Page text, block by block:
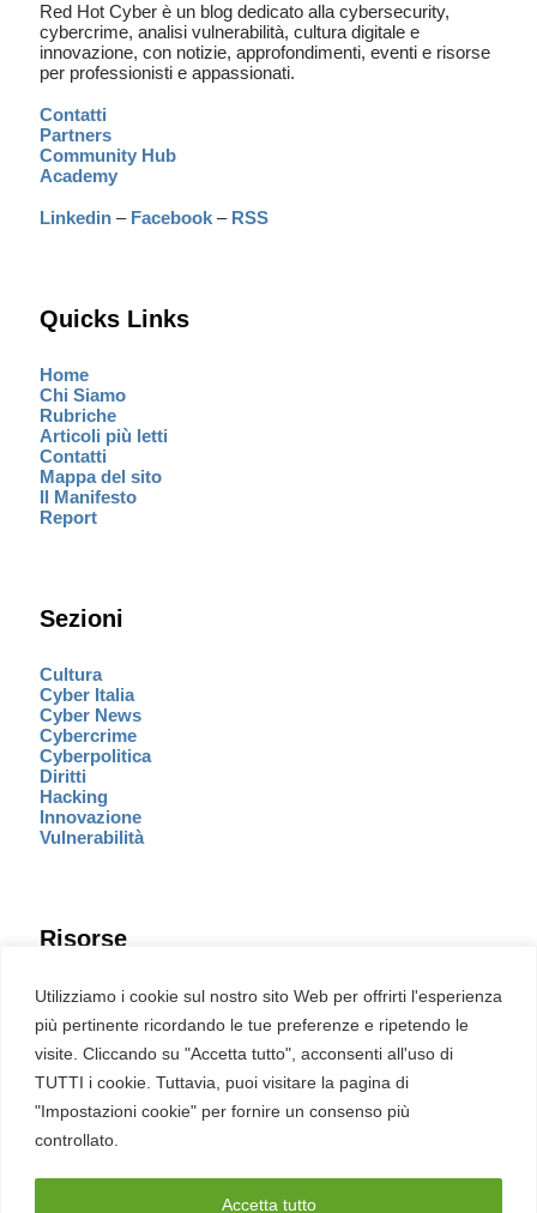
Utilizziamo i cookie sul nostro sito Web per offrirti l'esperienza
più pertinente ricordando le tue preferenze e ripetendo le
visite. Cliccando su "Accetta tutto", acconsenti all'uso di
TUTTI i cookie. Tuttavia, puoi visitare la pagina di
"Impostazioni cookie" per fornire un consenso più
controllato.
Accetta tutto
Red Hot Cyber è un blog dedicato alla cybersecurity,
cybercrime, analisi vulnerabilità, cultura digitale e
innovazione, con notizie, approfondimenti, eventi e risorse
per professionisti e appassionati.
Contatti
Partners
Community Hub
Academy
Linkedin – Facebook – RSS
Quicks Links
Home
Chi Siamo
Rubriche
Articoli più letti
Contatti
Mappa del sito
Il Manifesto
Report
Sezioni
Cultura
Cyber Italia
Cyber News
Cybercrime
Cyberpolitica
Diritti
Hacking
Innovazione
Vulnerabilità
Risorse
Eventi
Fumetto Cyber
Newsletter
Servizi
Pubblicità
English
Ultime CVE critiche